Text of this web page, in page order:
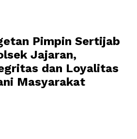
Pimpin Sertijab
Jajaran,
dan Loyalitas
Masyarakat